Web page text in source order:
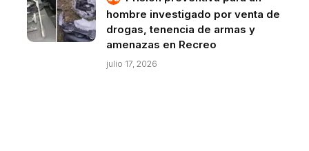
hombre investigado por venta de
drogas, tenencia de armas y
amenazas en Recreo
julio 17, 2026